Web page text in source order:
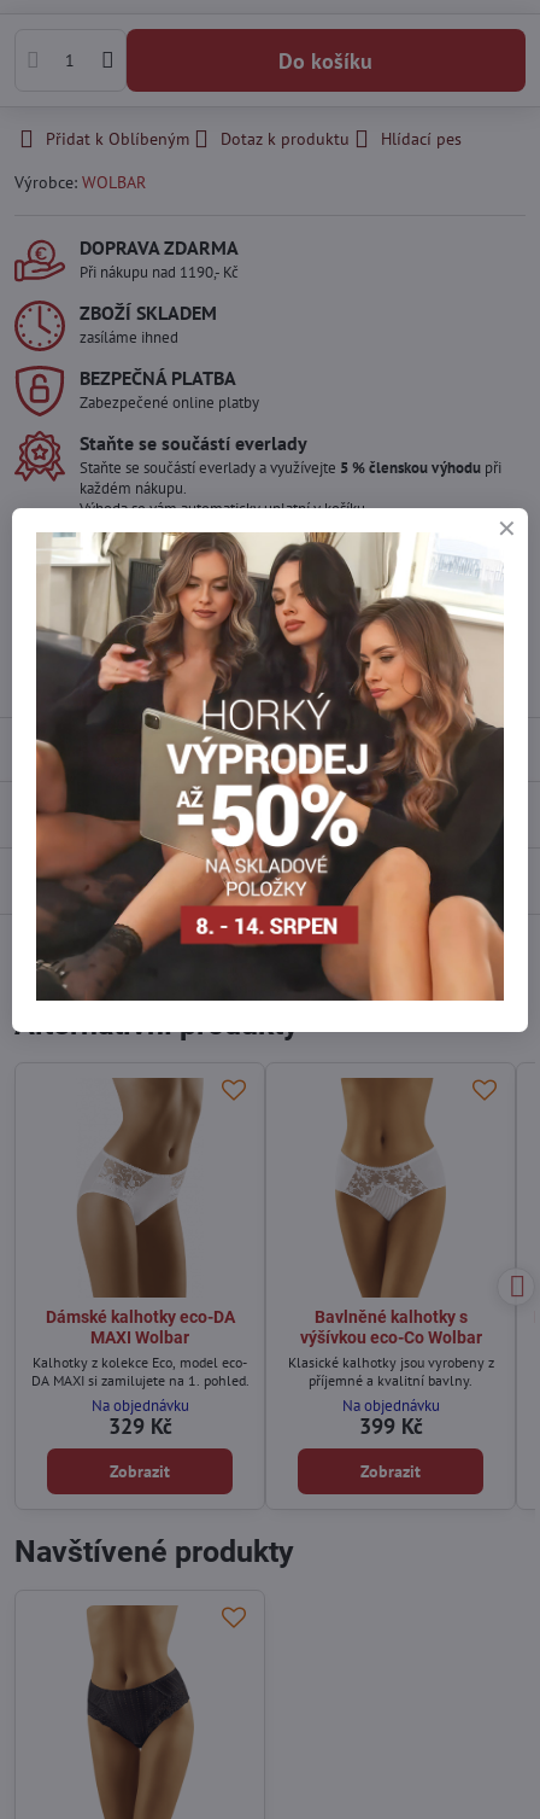
Do košíku
Přidat k Oblíbeným Dotaz k produktu
Hlídací pes
Výrobce: WOLBAR
DOPRAVA ZDARMA
Při nákupu nad 1190,- Kč
ZBOŽÍ SKLADEM
zasíláme ihned
BEZPEČNÁ PLATBA
Zabezpečené online platby
Staňte se součástí everlady
Staňte se součástí everlady a využívejte 5 % členskou výhodu při
každém nákupu.
Výhoda se vám automaticky uplatní v košíku.
Máte zájem o více kusů ?
Kontaktujte nás na mail, zboží pro Vás doskladníme!
info​@everlady​.eu
Popis
Recenze 0
Diskuse 0
Facebook Reddit WhatsApp
Alternativní produkty
Dámské kalhotky eco-DA
MAXI Wolbar
Kalhotky z kolekce Eco, model eco-
DA MAXI si zamilujete na 1. pohled.
Na objednávku
329 Kč
Zobrazit
Bavlněné kalhotky s
výšívkou eco-Co Wolbar
Klasické kalhotky jsou vyrobeny z
příjemné a kvalitní bavlny.
Na objednávku
399 Kč
Zobrazit
Navštívené produkty